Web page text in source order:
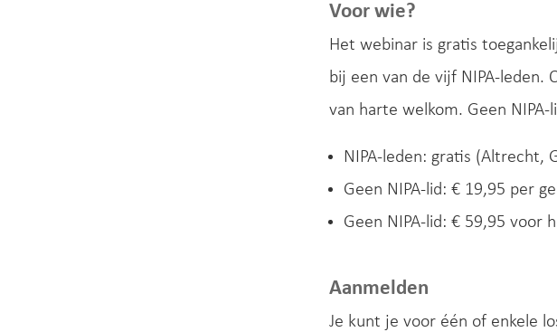
Voor wie?
Het webinar is gratis
bij een van de vijf NIPA-
van harte welkom. Geen
NIPA-leden: gratis (Altrecht,
Geen NIPA-lid: € 19,95 per
Geen NIPA-lid: € 59,95 voor
Aanmelden
Je kunt je voor één of enkele